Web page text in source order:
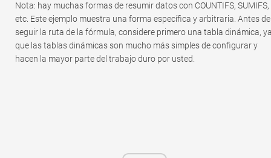
Nota: hay muchas formas de resumir datos con COUNTIFS, SUMIFS,
etc. Este ejemplo muestra una forma específica y arbitraria. Antes de
seguir la ruta de la fórmula, considere primero una tabla dinámica,
que las tablas dinámicas son mucho más simples de configurar y
hacen la mayor parte del trabajo duro por usted.